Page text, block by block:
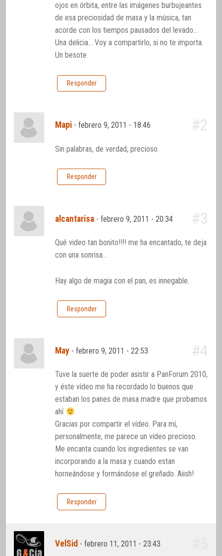
ojos en órbita, entre las imágenes burbujeantes
de esa preciosidad de masa y la música, tan
acorde con los tiempos pausados del levado…
Una delicia… Voy a compartirlo, si no te importa.
Un besote
Responder
Mapi -febrero 9, 2011 - 18:46 #2
Sin palabras, de verdad, precioso.
Responder
alcantarisa -febrero 9, 2011 - 20:34 #3
Qué video tan bonito!!!! me ha encantado, te deja
con una sonrisa…
Hay algo de magia con el pan, es innegable.
Responder
May -febrero 9, 2011 - 22:53 #4
Tuve la suerte de poder asistir a PanForum 2010,
y éste vídeo me ha recordado lo buenos que
estaban los panes de masa madre que probamos
ahí
Gracias por compartir el vídeo. Para mí,
personalmente, me parece un vídeo precioso.
Me encanta cuando los ingredientes se van
incorporando a la masa y cuando estan
horneándose y formándose el greñado. Aiish!
Responder
VelSid -febrero 11, 2011 - 23:43